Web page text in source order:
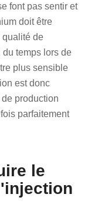
font pas sentir et
doit être
qualité de
temps lors de
plus sensible
est donc
production
parfaitement
le